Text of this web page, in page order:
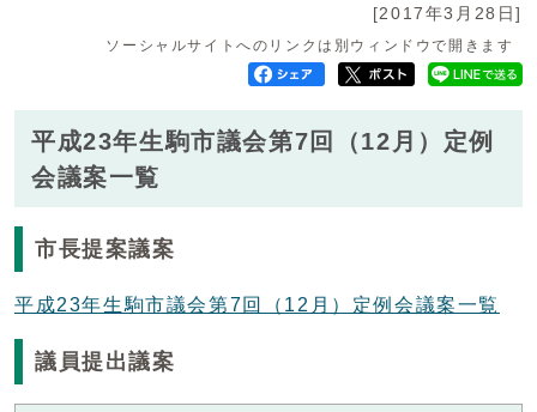
[2017年3月28日]
ソーシャルサイトへのリンクは別ウィンドウで開きます
平成23年生駒市議会第7回（12月）定例
会議案一覧
市長提案議案
平成23年生駒市議会第7回（12月）定例会議案一覧
議員提出議案